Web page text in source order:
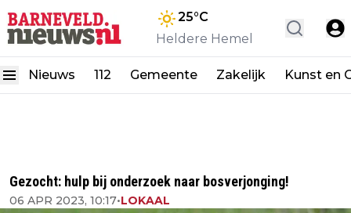
25°C
Heldere Hemel
Nieuws 112 Gemeente Zakelijk Kunst en
Gezocht: hulp bij onderzoek naar bosverjonging!
06 APR 2023, 10:17•LOKAAL